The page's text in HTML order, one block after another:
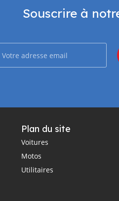
Souscrire à
Plan du site
Voitures
Motos
Utilitaires